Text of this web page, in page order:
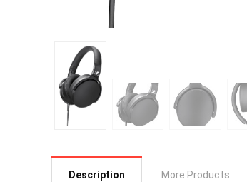
Description More Products